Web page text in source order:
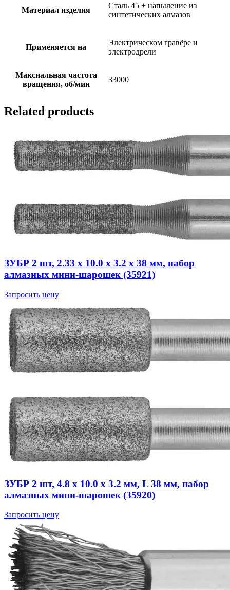
Материал изделия
Сталь 45 + напыление из
синтетических алмазов
Применяется на
Электрическом гравёре и
электродрели
Максиальная частота
вращения, об/мин
33000
Related products
ЗУБР 2 шт, 2.33 x 10.0 x 3.2 x 38 мм, набор
алмазных мини-шарошек (35921)
Запросить цену
ЗУБР 2 шт, 4.8 x 10.0 х 3.2 мм, L 38 мм, набор
алмазных мини-шарошек (35920)
Запросить цену